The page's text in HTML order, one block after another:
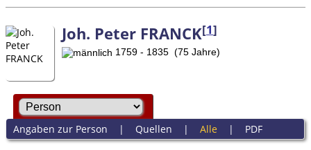
Joh. Peter FRANCK[1]
1759 - 1835 (75 Jahre)
Angaben zur Person | Quellen | Alle | PDF